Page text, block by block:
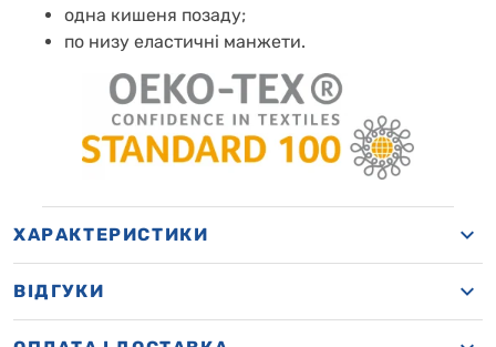
одна кишеня позаду;
по низу еластичні манжети.
ХАРАКТЕРИСТИКИ
ВІДГУКИ